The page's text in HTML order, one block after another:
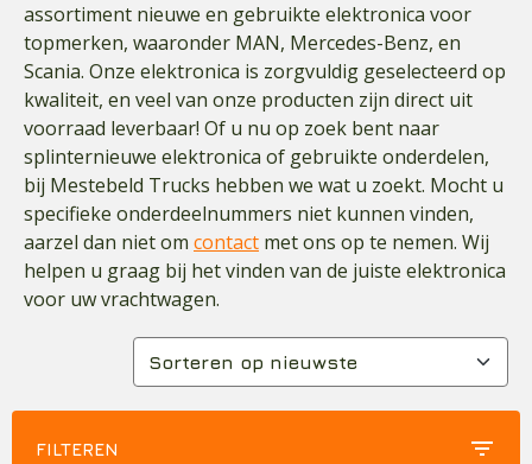
assortiment nieuwe en gebruikte elektronica voor
topmerken, waaronder MAN, Mercedes-Benz, en
Scania. Onze elektronica is zorgvuldig geselecteerd op
kwaliteit, en veel van onze producten zijn direct uit
voorraad leverbaar! Of u nu op zoek bent naar
splinternieuwe elektronica of gebruikte onderdelen,
bij Mestebeld Trucks hebben we wat u zoekt. Mocht u
specifieke onderdeelnummers niet kunnen vinden,
aarzel dan niet om contact met ons op te nemen. Wij
helpen u graag bij het vinden van de juiste elektronica
voor uw vrachtwagen.
FILTEREN filter_list